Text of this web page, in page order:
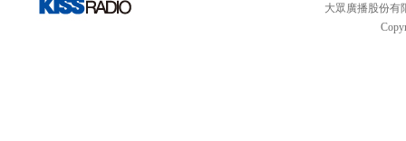
大眾廣播股份有